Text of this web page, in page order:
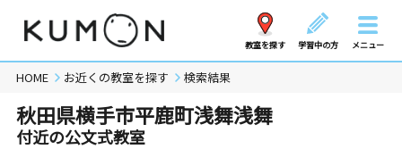
教室を探す 学習中の方 メニュー
HOME お近くの教室を探す 検索結果
秋田県横手市平鹿町浅舞浅舞
付近の公文式教室